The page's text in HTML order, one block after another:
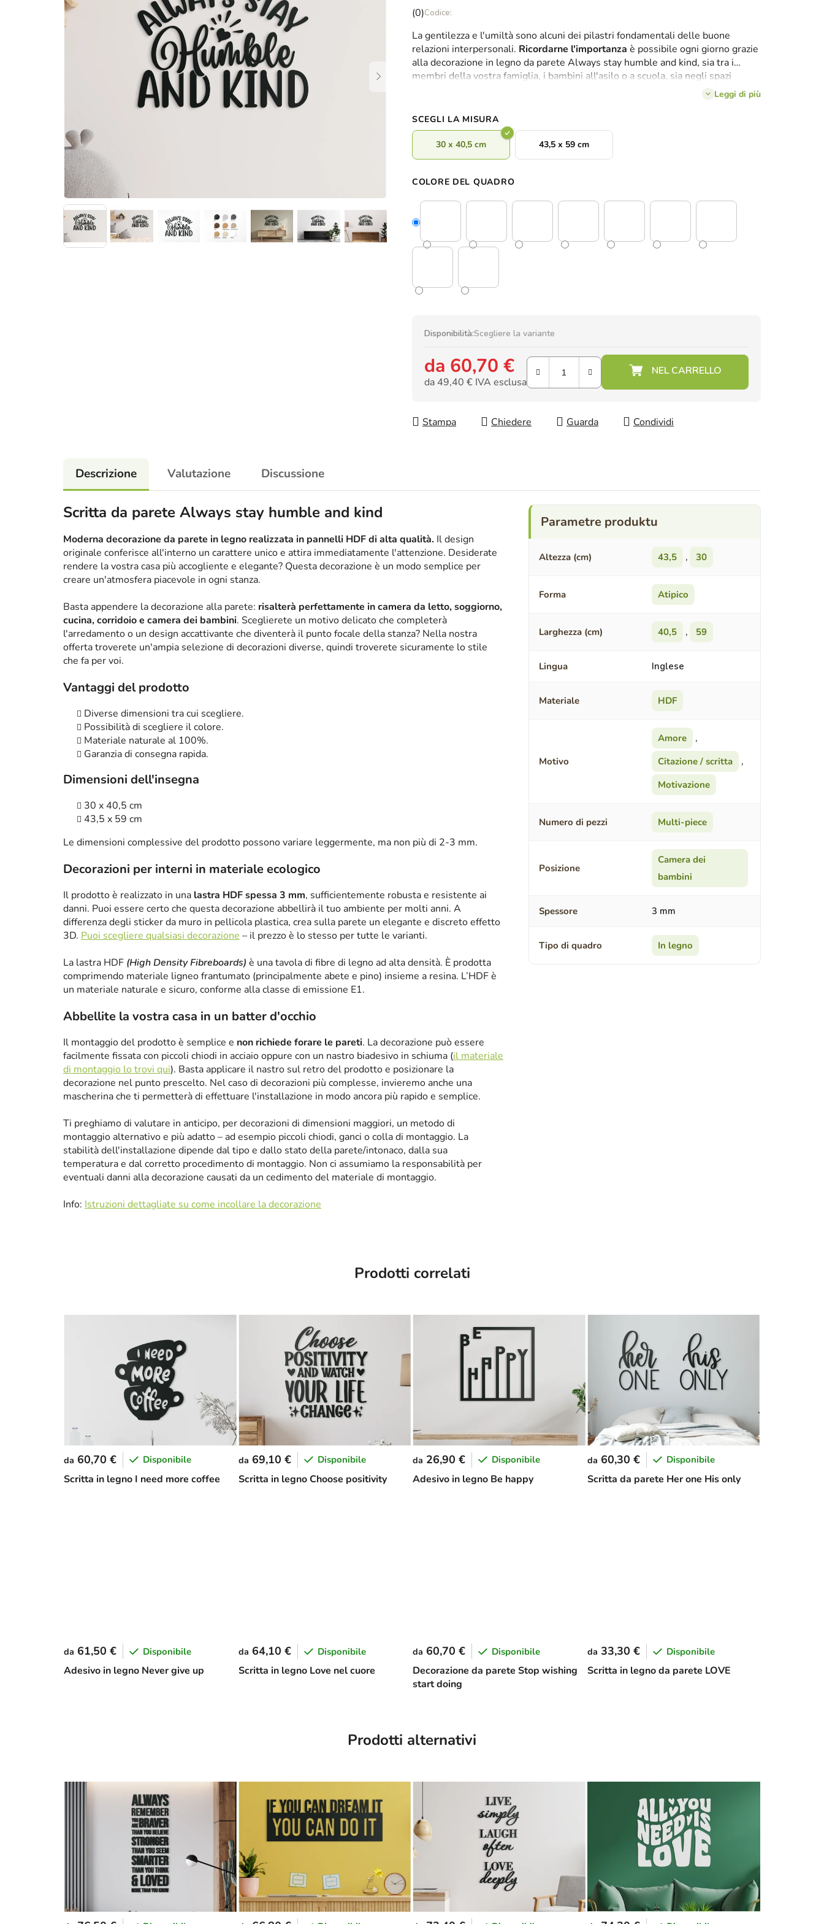
La
media
del
prodotto
è
5
stelle.
(0)
La gentilezza e l'umiltà sono alcuni dei pilastri fondamentali delle buone
relazioni interpersonali. Ricordarne l'importanza è possibile ogni giorno grazie
alla decorazione in legno da parete Always stay humble and kind, sia tra i
membri della vostra famiglia, i bambini all'asilo o a scuola, sia negli spazi
, si abbina facilmente
Leggi di più
SCEGLI LA MISURA
30 x 40,5 cm 43,5 x 59 cm
COLORE DEL QUADRO
Disponibilità:Scegliere la variante
da 60,70 €
da 49,40 € IVA esclusa
Stampa
Chiedere Guarda Condividi
Descrizione Valutazione Discussione
Scritta da parete Always stay humble and kind
Moderna decorazione da parete in legno realizzata in pannelli HDF di alta qualità. Il design
originale conferisce all'interno un carattere unico e attira immediatamente l'attenzione. Desiderate
rendere la vostra casa più accogliente e elegante? Questa decorazione è un modo semplice per
creare un'atmosfera piacevole in ogni stanza.
Basta appendere la decorazione alla parete: risalterà perfettamente in camera da letto, soggiorno,
cucina, corridoio e camera dei bambini. Sceglierete un motivo delicato che completerà
l'arredamento o un design accattivante che diventerà il punto focale della stanza? Nella nostra
offerta troverete un'ampia selezione di decorazioni diverse, quindi troverete sicuramente lo stile
che fa per voi.
Vantaggi del prodotto
Diverse dimensioni tra cui scegliere.
Possibilità di scegliere il colore.
Materiale naturale al 100%.
Garanzia di consegna rapida.
Dimensioni dell'insegna
30 x 40,5 cm
43,5 x 59 cm
Le dimensioni complessive del prodotto possono variare leggermente, ma non più di 2-3 mm.
Decorazioni per interni in materiale ecologico
Il prodotto è realizzato in una lastra HDF spessa 3 mm, sufficientemente robusta e resistente ai
danni. Puoi essere certo che questa decorazione abbellirà il tuo ambiente per molti anni. A
differenza degli sticker da muro in pellicola plastica, crea sulla parete un elegante e discreto effetto
3D. Puoi scegliere qualsiasi decorazione – il prezzo è lo stesso per tutte le varianti.
La lastra HDF (High Density Fibreboards) è una tavola di fibre di legno ad alta densità. È prodotta
comprimendo materiale ligneo frantumato (principalmente abete e pino) insieme a resina. L’HDF è
un materiale naturale e sicuro, conforme alla classe di emissione E1.
Abbellite la vostra casa in un batter d'occhio
Il montaggio del prodotto è semplice e non richiede forare le pareti. La decorazione può essere
facilmente fissata con piccoli chiodi in acciaio oppure con un nastro biadesivo in schiuma (il materiale
di montaggio lo trovi qui). Basta applicare il nastro sul retro del prodotto e posizionare la
decorazione nel punto prescelto. Nel caso di decorazioni più complesse, invieremo anche una
mascherina che ti permetterà di effettuare l'installazione in modo ancora più rapido e semplice.
Ti preghiamo di valutare in anticipo, per decorazioni di dimensioni maggiori, un metodo di
montaggio alternativo e più adatto – ad esempio piccoli chiodi, ganci o colla di montaggio. La
stabilità dell'installazione dipende dal tipo e dallo stato della parete/intonaco, dalla sua
temperatura e dal corretto procedimento di montaggio. Non ci assumiamo la responsabilità per
eventuali danni alla decorazione causati da un cedimento del materiale di montaggio.
Info: Istruzioni dettagliate su come incollare la decorazione
Altezza (cm) 43,5 , 30
Forma Atipico
Larghezza (cm) 40,5 , 59
Lingua Inglese
Materiale HDF
Motivo
Amore
,
Citazione / scritta
,
Motivazione
Numero di pezzi Multi-piece
Posizione
Camera dei
bambini
Spessore 3 mm
Tipo di quadro In legno
Prodotti correlati
Scritta in legno I need more coffee
da 60,70 € Disponibile
Scritta in legno Choose positivity
da 69,10 € Disponibile
Adesivo in legno Be happy
da 26,90 € Disponibile
Scritta da parete Her one His only
da 60,30 € Disponibile
Adesivo in legno Never give up
da 61,50 € Disponibile
Scritta in legno Love nel cuore
da 64,10 € Disponibile
Decorazione da parete Stop wishing
start doing
da 60,70 € Disponibile
Scritta in legno da parete LOVE
da 33,30 € Disponibile
Prodotti alternativi